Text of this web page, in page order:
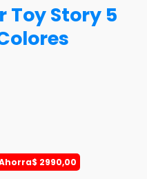
Toy Story 5
$ 2990,00